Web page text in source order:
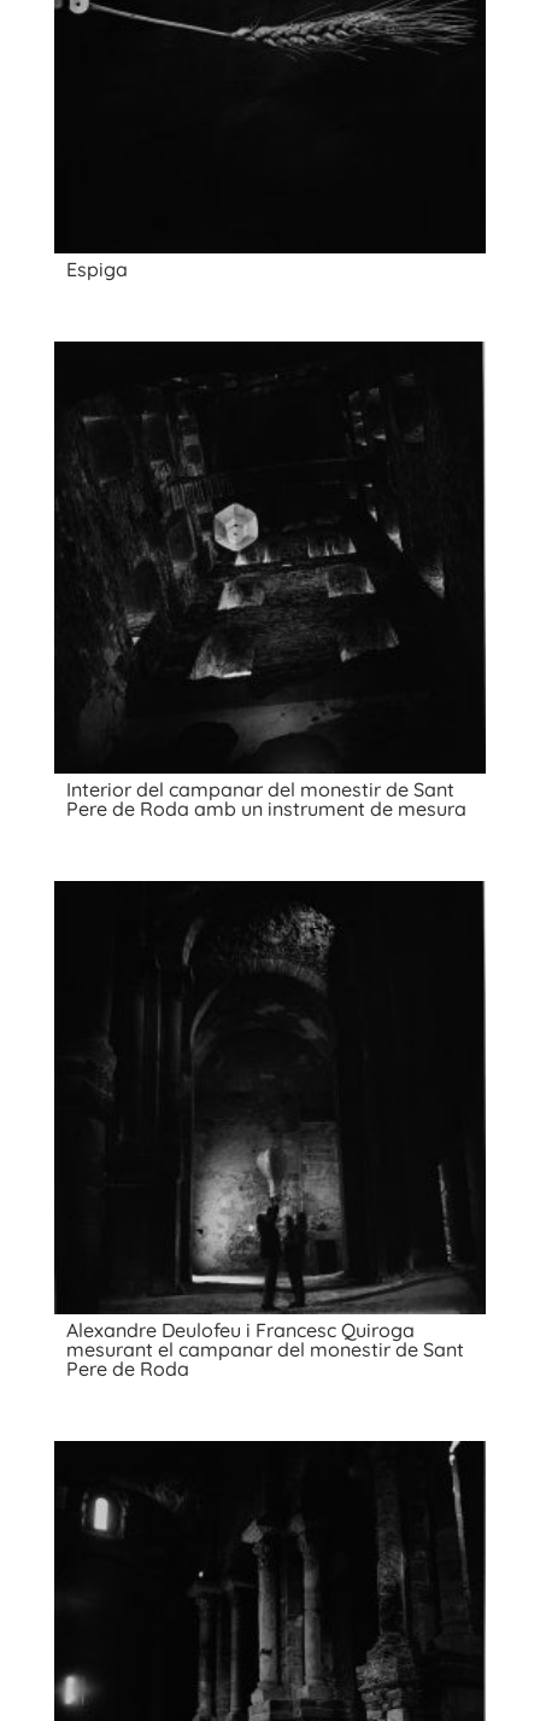
Espiga
Interior del campanar del monestir de Sant
Pere de Roda amb un instrument de mesura
Alexandre Deulofeu i Francesc Quiroga
mesurant el campanar del monestir de Sant
Pere de Roda